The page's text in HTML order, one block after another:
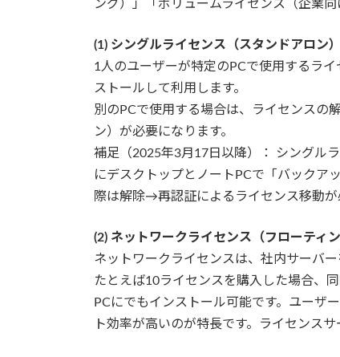
ング）」「ボリュームライセンス（企業向
(1) シングルライセンス（スタンドアロン）
1人のユーザーが特定のPCで使用するラ
ストールして利用します。
別のPCで使用する場合は、ライセンスの
ン）が必要になります。
補足（2025年3月17日以降）： シングル
にデスクトップとノートPCで「バックア
際は解除→再認証によるライセンス移動が
(2) ネットワークライセンス（フローティン
ネットワークライセンスは、社内サーバ
たとえば10ライセンスを購入した場合、
PCにでもインストール可能です。ユーザ
ト効率が高いのが特長です。ライセンス